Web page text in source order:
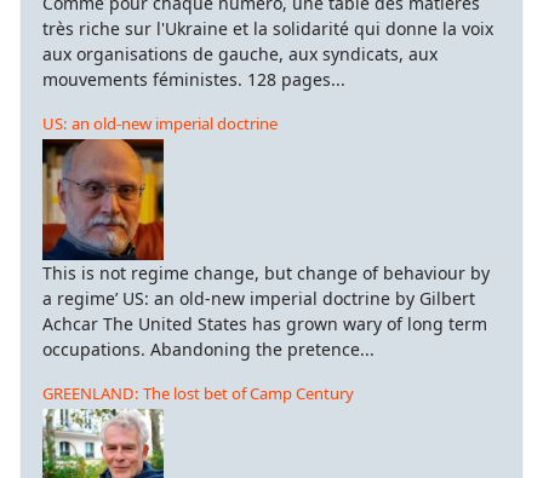
très riche sur l'Ukraine et la solidarité qui donne la voix
aux organisations de gauche, aux syndicats, aux
mouvements féministes. 128 pages...
US: an old-new imperial doctrine
This is not regime change, but change of behaviour by
a regime’ US: an old-new imperial doctrine by Gilbert
Achcar The United States has grown wary of long term
occupations. Abandoning the pretence...
GREENLAND: The lost bet of Camp Century